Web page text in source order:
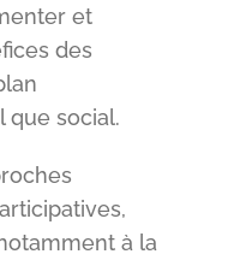
et
des
que social.
à la